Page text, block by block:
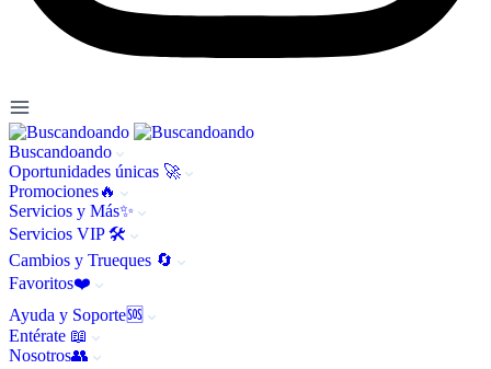
Buscandoando
Oportunidades únicas 🚀
Promociones🔥
Servicios y Más✨
Servicios VIP 🛠️
Cambios y Trueques 🔄
Favoritos❤️
Ayuda y Soporte🆘
Entérate 📖
Nosotros👥